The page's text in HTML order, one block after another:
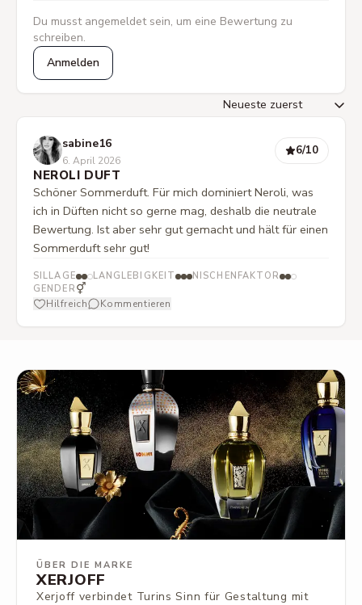
Du musst angemeldet sein, um eine Bewertung zu
schreiben.
Anmelden
sabine16
6. April 2026
6/10
NEROLI DUFT
Schöner Sommerduft. Für mich dominiert Neroli, was
ich in Düften nicht so gerne mag, deshalb die neutrale
Bewertung. Ist aber sehr gut gemacht und hält für einen
Sommerduft sehr gut!
SILLAGE LANGLEBIGKEIT
NISCHENFAKTOR
GENDER ⚥
Hilfreich Kommentieren
ÜBER DIE MARKE
XERJOFF
Xerjoff verbindet Turins Sinn für Gestaltung mit